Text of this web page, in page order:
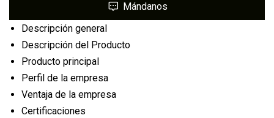
Mándanos
Descripción general
Descripción del Producto
Producto principal
Perfil de la empresa
Ventaja de la empresa
Certificaciones